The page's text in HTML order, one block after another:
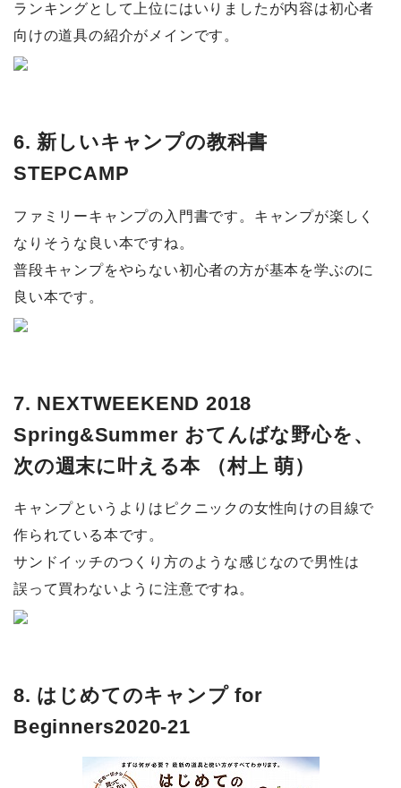
ランキングとして上位にはいりましたが内容は初心者
向けの道具の紹介がメインです。
6. 新しいキャンプの教科書
STEPCAMP
ファミリーキャンプの入門書です。キャンプが楽しく
なりそうな良い本ですね。
普段キャンプをやらない初心者の方が基本を学ぶのに
良い本です。
7. NEXTWEEKEND 2018
Spring&Summer おてんばな野心を、
次の週末に叶える本 （村上 萌）
キャンプというよりはピクニックの女性向けの目線で
作られている本です。
サンドイッチのつくり方のような感じなので男性は
誤って買わないように注意ですね。
8. はじめてのキャンプ for
Beginners2020-21